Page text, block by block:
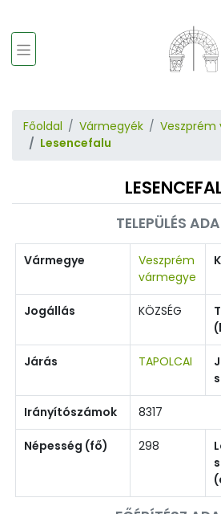
Főoldal Vármegyék
Veszprém
Lesencefalu
TELEPÜLÉS
Vármegye
Veszprém
vármegye
Jogállás KÖZSÉG
Járás TAPOLCAI
Irányítószámok 8317
Népesség (fő) 298